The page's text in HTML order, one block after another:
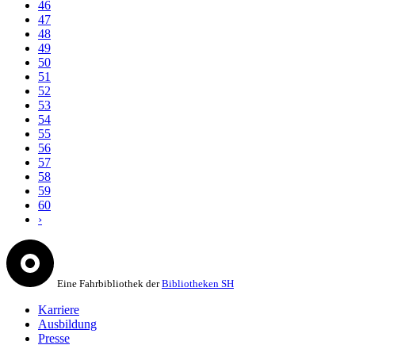
46
47
48
49
50
51
52
53
54
55
56
57
58
59
60
›
Eine Fahrbibliothek derBibliotheken SH
Karriere
Ausbildung
Presse